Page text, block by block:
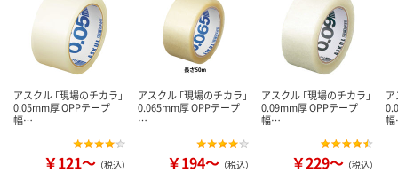
アスクル 「現場のチカラ」
0.05mm厚 OPPテープ
幅…
￥121～ （税込）
アスクル 「現場のチカラ」
0.065mm厚 OPPテープ
…
￥194～ （税込）
アスクル 「現場のチカラ」
0.09mm厚 OPPテープ
幅…
￥229～ （税込）
ア